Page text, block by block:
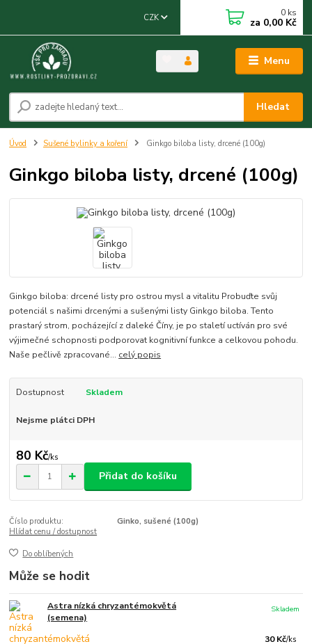
Menu
CZK
Hledat
0 ks
za 0,00 Kč
Úvod Sušené bylinky a koření Ginkgo biloba listy, drcené (100g)
Ginkgo biloba listy, drcené (100g)
Ginkgo biloba: drcené listy pro ostrou mysl a vitalitu Probuďte svůj
potenciál s našimi drcenými a sušenými listy Ginkgo biloba. Tento
prastarý strom, pocházející z daleké Číny, je po staletí uctíván pro své
výjimečné schopnosti podporovat kognitivní funkce a celkovou pohodu.
Naše pečlivě zpracované... celý popis
Dostupnost Skladem
Nejsme plátci DPH
80 Kč/ks
Přidat do košíku
Číslo produktu:
Ginko, sušené (100g)
Hlídat cenu / dostupnost
Do oblíbených
Může se hodit
Astra nízká chryzantémokvětá
(semena)
30 Kč/ks
Skladem